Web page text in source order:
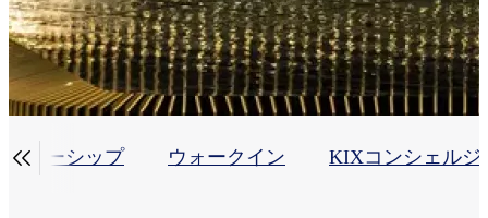
ンバーシップ ウォークイン KIXコンシェルジ
